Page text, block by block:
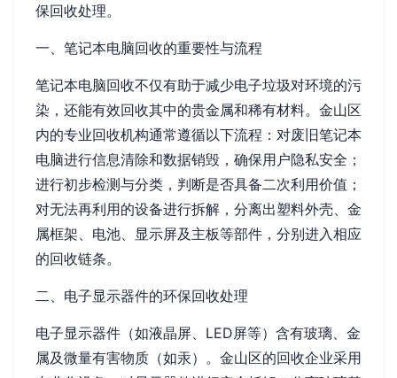
保回收处理。
一、笔记本电脑回收的重要性与流程
笔记本电脑回收不仅有助于减少电子垃圾对环境的污
染，还能有效回收其中的贵金属和稀有材料。金山区
内的专业回收机构通常遵循以下流程：对废旧笔记本
电脑进行信息清除和数据销毁，确保用户隐私安全；
进行初步检测与分类，判断是否具备二次利用价值；
对无法再利用的设备进行拆解，分离出塑料外壳、金
属框架、电池、显示屏及主板等部件，分别进入相应
的回收链条。
二、电子显示器件的环保回收处理
电子显示器件（如液晶屏、LED屏等）含有玻璃、金
属及微量有害物质（如汞）。金山区的回收企业采用